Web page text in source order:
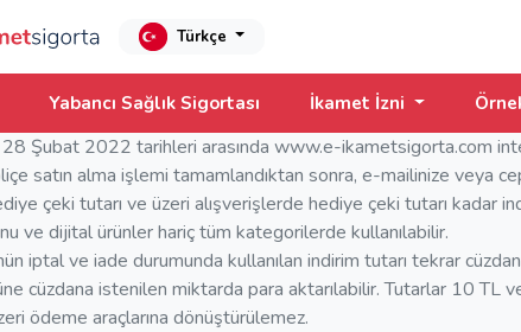
Türkçe
Yabancı Sağlık Sigortası İkamet İzni
Şubat 2022 tarihleri arasında www.e-ikametsigorta.com
satın alma işlemi tamamlandıktan sonra, e-mailinize veya
çeki tutarı ve üzeri alışverişlerde hediye çeki tutarı kadar
ve dijital ürünler hariç tüm kategorilerde kullanılabilir.
iptal ve iade durumunda kullanılan indirim tutarı tekrar
cüzdana istenilen miktarda para aktarılabilir. Tutarlar 10 TL ve
ödeme araçlarına dönüştürülemez.